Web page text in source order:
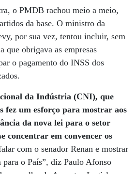
o PMDB rachou meio a meio,
da base. O ministro da
por sua vez, tentou incluir, sem
que obrigava as empresas
o pagamento do INSS dos
da Indús­tria (CNI), que
fez um esforço para mostrar aos
da nova lei para o setor
concentrar em convencer os
com o senador Renan e mostrar
para o País”, diz Paulo Afonso